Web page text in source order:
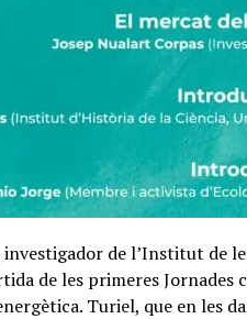
de l’Institut de
de les primeres Jornades
Turiel, que en les